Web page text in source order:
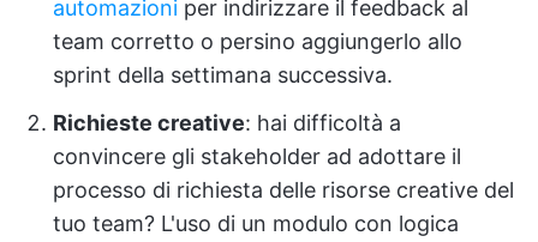
automazioni per indirizzare il feedback al
team corretto o persino aggiungerlo allo
sprint della settimana successiva.
Richieste creative: hai difficoltà a
convincere gli stakeholder ad adottare il
processo di richiesta delle risorse creative del
tuo team? L'uso di un modulo con logica